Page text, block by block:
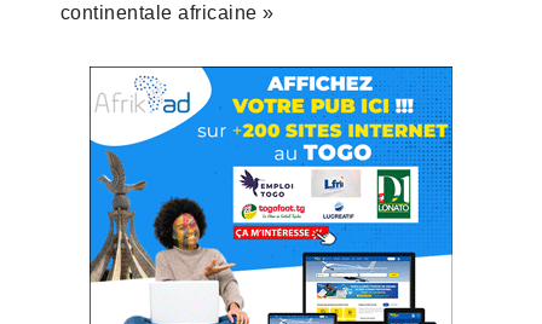
continentale africaine »